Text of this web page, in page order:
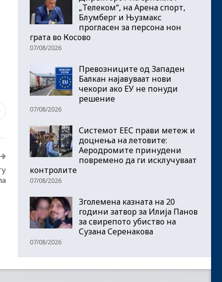
„Телеком“, на Арена спорт,
Блумберг и Њузмакс
прогласен за персона нон
грата во Косово
07/08/2026
Превозниците од Западен
Балкан најавуваат нови
чекори ако ЕУ не понуди
решение
07/08/2026
Системот ЕЕС прави метеж и
доцнења на летовите:
Аеродромите принудени
повремено да ги исклучуваат
контролите
07/08/2026
Зголемена казната на 20
години затвор за Илија Панов
за свирепото убиство на
Сузана Серенакова
07/08/2026